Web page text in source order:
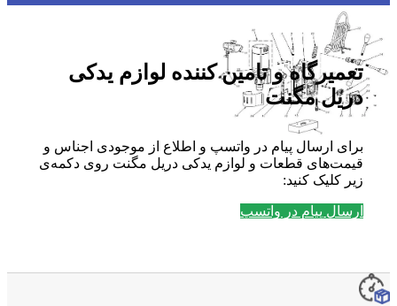
تعمیرگاه و تامین کننده لوازم یدکی
دریل مگنت
برای ارسال پیام در واتسپ و اطلاع از موجودی اجناس و
قیمت‌های قطعات و لوازم یدکی دریل مگنت روی دکمه‌ی
زیر کلیک کنید:
ارسال پیام در واتسپ